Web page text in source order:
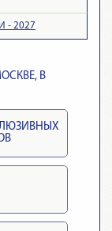
- 2027
В